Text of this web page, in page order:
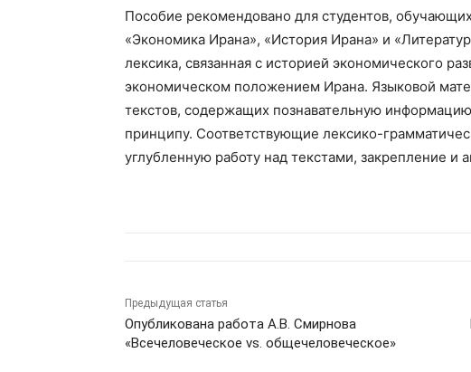
Пособие рекомендовано для студентов,
«Экономика Ирана», «История Ирана» и
лексика, связанная с историей экономического
экономическом положением Ирана. Языковой
текстов, содержащих познавательную
принципу. Соответствующие лексико-
углубленную работу над текстами, закрепление и
Предыдущая статья
Опубликована работа А.В. Смирнова
«Всечеловеческое vs. общечеловеческое»